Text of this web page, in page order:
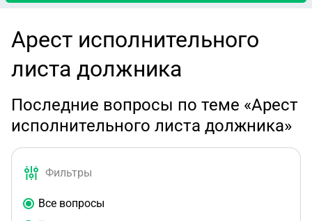
Арест исполнительного
листа должника
Последние вопросы по теме «Арест
исполнительного листа должника»
Фильтры
Все вопросы